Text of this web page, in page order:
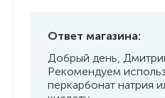
Ответ магазина:
Добрый день,
Рекомендуем
перкарбонат натрия